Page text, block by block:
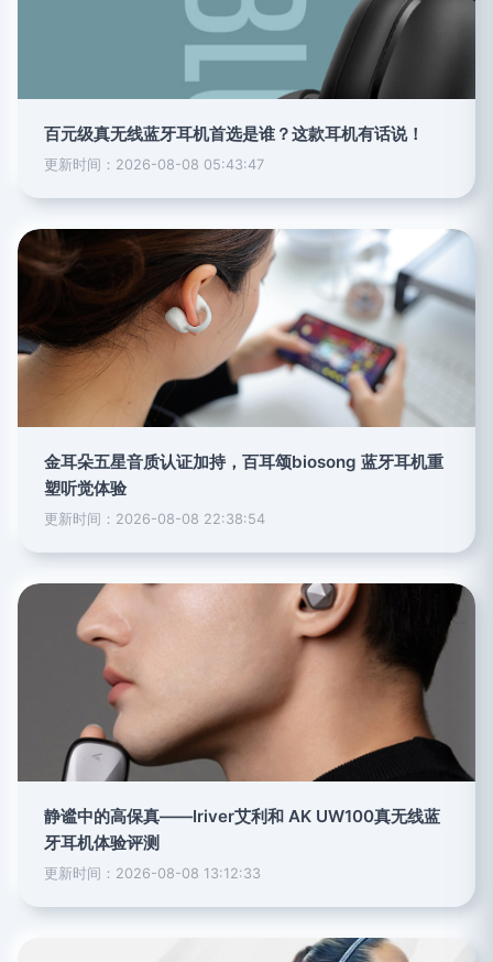
百元级真无线蓝牙耳机首选是谁？这款耳机有话说！
更新时间：2026-08-08 05:43:47
金耳朵五星音质认证加持，百耳颂biosong 蓝牙耳机重
塑听觉体验
更新时间：2026-08-08 22:38:54
静谧中的高保真——Iriver艾利和 AK UW100真无线蓝
牙耳机体验评测
更新时间：2026-08-08 13:12:33